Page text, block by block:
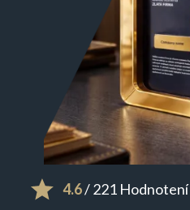
4.6/ 221 Hodnotení